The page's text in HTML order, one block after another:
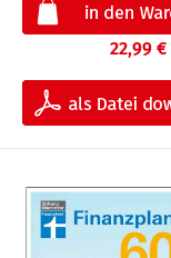
22,99 €